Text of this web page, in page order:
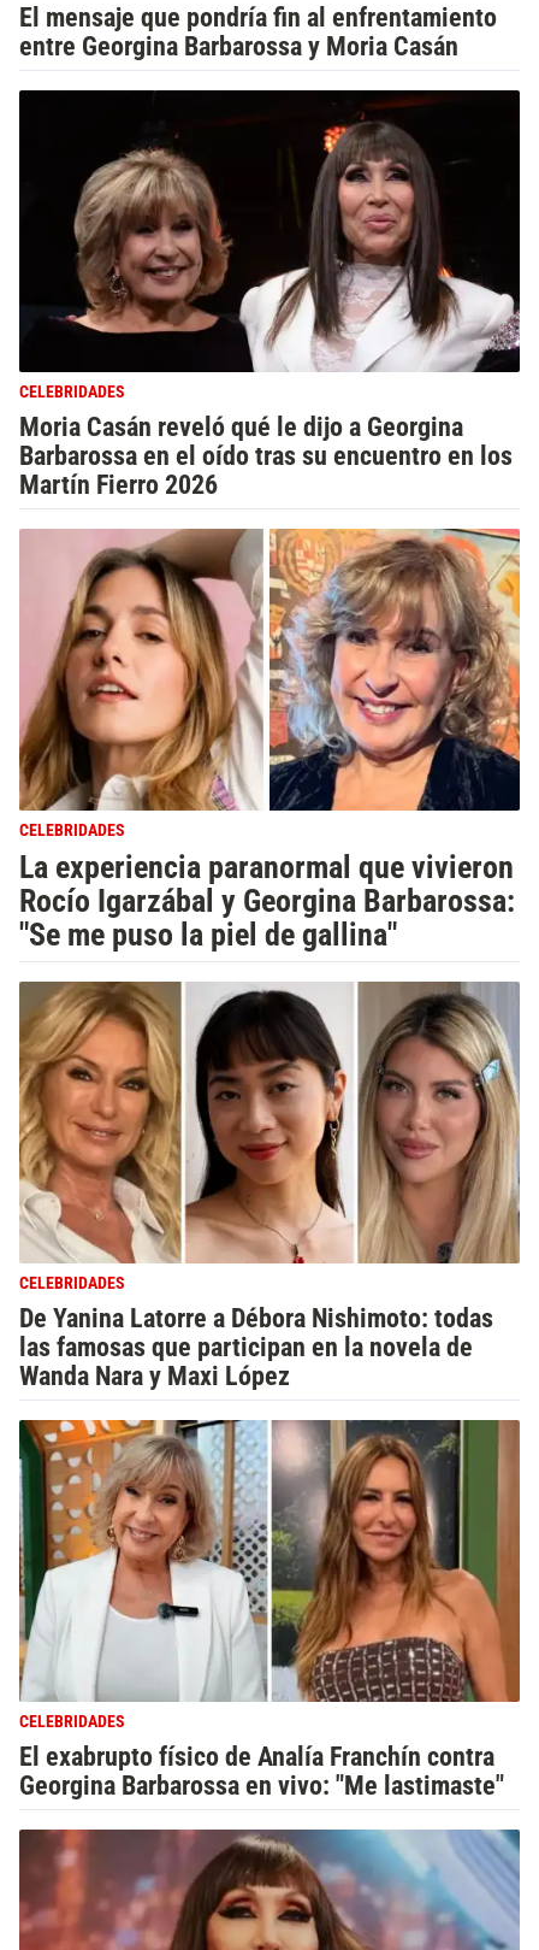
El mensaje que pondría fin al enfrentamiento
entre Georgina Barbarossa y Moria Casán
CELEBRIDADES
Moria Casán reveló qué le dijo a Georgina
Barbarossa en el oído tras su encuentro en los
Martín Fierro 2026
CELEBRIDADES
La experiencia paranormal que vivieron
Rocío Igarzábal y Georgina Barbarossa:
"Se me puso la piel de gallina"
CELEBRIDADES
De Yanina Latorre a Débora Nishimoto: todas
las famosas que participan en la novela de
Wanda Nara y Maxi López
CELEBRIDADES
El exabrupto físico de Analía Franchín contra
Georgina Barbarossa en vivo: "Me lastimaste"